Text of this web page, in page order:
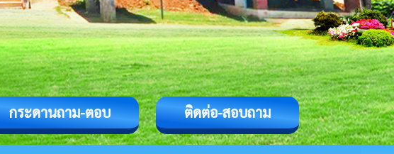
กระดานถาม-ตอบ ติดต่อ-สอบถาม